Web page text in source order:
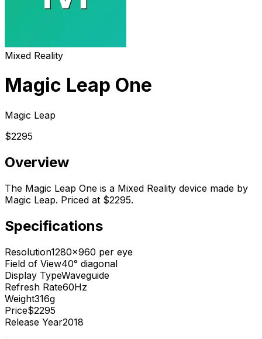
Mixed Reality
Magic Leap One
Magic Leap
$2295
Overview
The Magic Leap One is a Mixed Reality device made by
Magic Leap. Priced at $2295.
Specifications
Resolution1280x960 per eye
Field of View40° diagonal
Display TypeWaveguide
Refresh Rate60Hz
Weight316g
Price$2295
Release Year2018